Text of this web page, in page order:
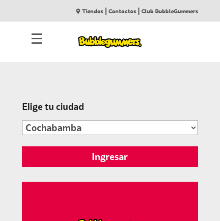
Tiendas |Contactos |Club BubbleGummers
☰
Elige tu ciudad
Ingresar